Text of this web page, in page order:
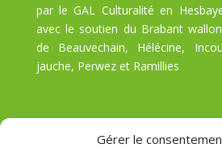
Gérer le
par le GAL Culturalité en
avec le soutien du Brabant
de Beauvechain, Hélécine,
jauche, Perwez et Ramillies